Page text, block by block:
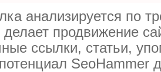
анализируется по
делает продвижение
ссылки, статьи,
SeoHammer